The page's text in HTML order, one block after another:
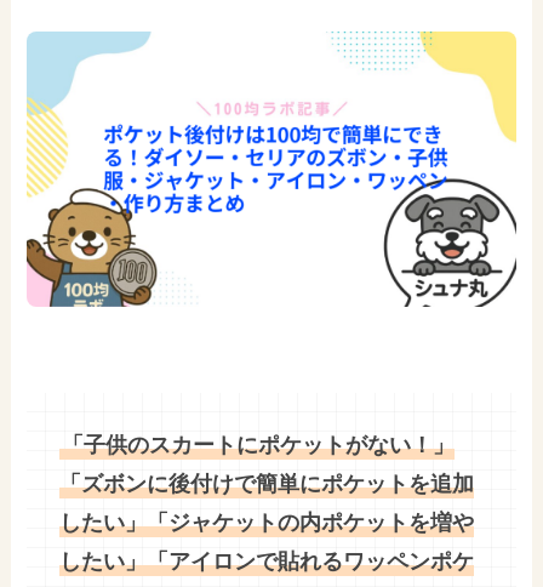
「子供のスカートにポケットがない！」
「ズボンに後付けで簡単にポケットを追加
したい」「ジャケットの内ポケットを増や
したい」「アイロンで貼れるワッペンポケ